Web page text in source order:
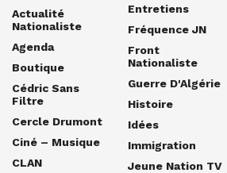
Actualité
Nationaliste
Agenda
Boutique
Cédric Sans
Filtre
Cercle Drumont
Ciné – Musique
CLAN
Entretiens
Fréquence JN
Front
Nationaliste
Guerre D'Algérie
Histoire
Idées
Immigration
Jeune Nation TV